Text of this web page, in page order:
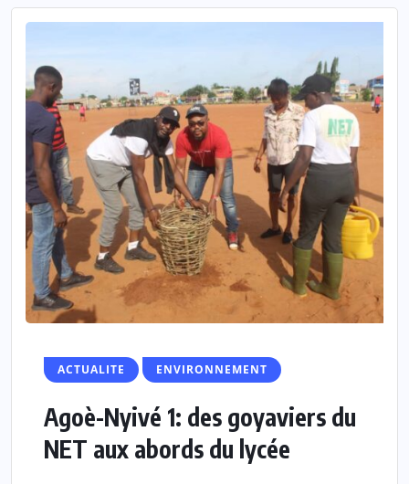
ACTUALITE ENVIRONNEMENT
Agoè-Nyivé 1: des goyaviers du
NET aux abords du lycée